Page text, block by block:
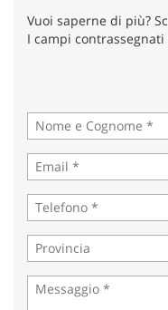
Vuoi saperne di più?
I campi